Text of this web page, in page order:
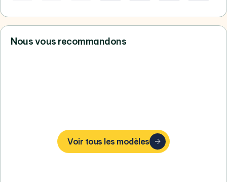
Nous vous recommandons
Voir tous les modèles